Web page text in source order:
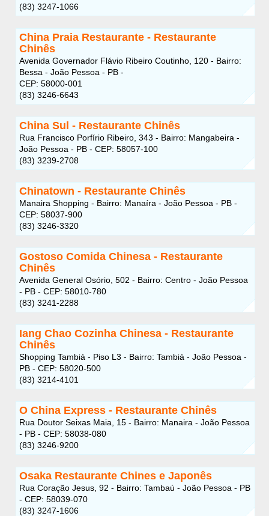
(83) 3247-1066
China Praia Restaurante - Restaurante
Chinês
Avenida Governador Flávio Ribeiro Coutinho, 120 - Bairro:
Bessa - João Pessoa - PB -
CEP: 58000-001
(83) 3246-6643
China Sul - Restaurante Chinês
Rua Francisco Porfírio Ribeiro, 343 - Bairro: Mangabeira -
João Pessoa - PB - CEP: 58057-100
(83) 3239-2708
Chinatown - Restaurante Chinês
Manaira Shopping - Bairro: Manaíra - João Pessoa - PB -
CEP: 58037-900
(83) 3246-3320
Gostoso Comida Chinesa - Restaurante
Chinês
Avenida General Osório, 502 - Bairro: Centro - João Pessoa
- PB - CEP: 58010-780
(83) 3241-2288
Iang Chao Cozinha Chinesa - Restaurante
Chinês
Shopping Tambiá - Piso L3 - Bairro: Tambiá - João Pessoa -
PB - CEP: 58020-500
(83) 3214-4101
O China Express - Restaurante Chinês
Rua Doutor Seixas Maia, 15 - Bairro: Manaira - João Pessoa
- PB - CEP: 58038-080
(83) 3246-9200
Osaka Restaurante Chines e Japonês
Rua Coração Jesus, 92 - Bairro: Tambaú - João Pessoa - PB
- CEP: 58039-070
(83) 3247-1606